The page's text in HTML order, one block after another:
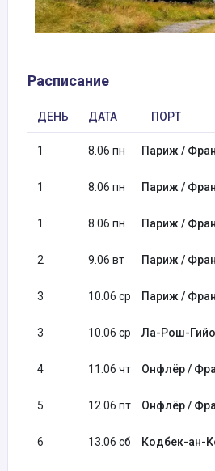
Расписание
ДЕНЬ ДАТА ПОРТ
1 8.06 пн Париж /
1 8.06 пн Париж /
1 8.06 пн Париж /
2 9.06 вт Париж /
3 10.06 ср Париж /
3 10.06 ср Ла-Рош-
4 11.06 чт Онфлёр /
5 12.06 пт Онфлёр /
6 13.06 сб Кодбек-ан-